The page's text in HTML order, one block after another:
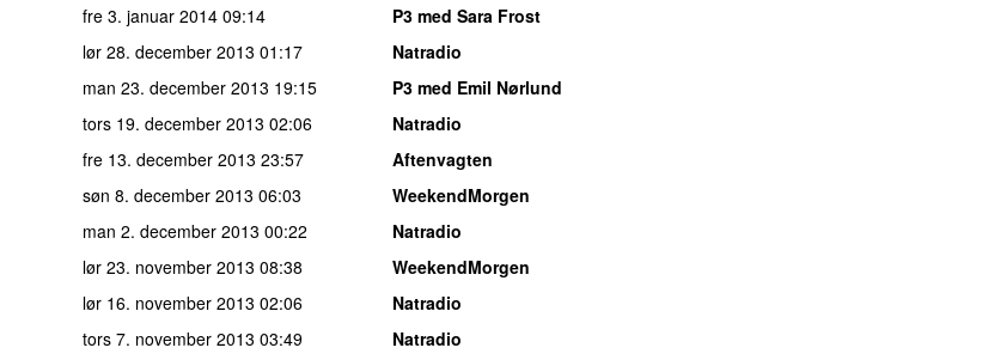
fre 3. januar 2014 09:14
P3 med Sara Frost
lør 28. december 2013 01:17
Natradio
man 23. december 2013 19:15
P3 med Emil Nørlund
tors 19. december 2013 02:06
Natradio
fre 13. december 2013 23:57
Aftenvagten
søn 8. december 2013 06:03
WeekendMorgen
man 2. december 2013 00:22
Natradio
lør 23. november 2013 08:38
WeekendMorgen
lør 16. november 2013 02:06
Natradio
tors 7. november 2013 03:49
Natradio